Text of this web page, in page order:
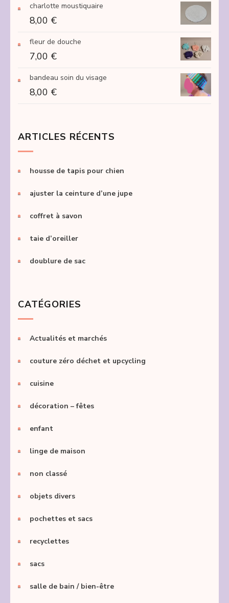
charlotte moustiquaire
8,00 €
fleur de douche
7,00 €
bandeau soin du visage
8,00 €
ARTICLES RÉCENTS
housse de tapis pour chien
ajuster la ceinture d’une jupe
coffret à savon
taie d’oreiller
doublure de sac
CATÉGORIES
Actualités et marchés
couture zéro déchet et upcycling
cuisine
décoration – fêtes
enfant
linge de maison
non classé
objets divers
pochettes et sacs
recyclettes
sacs
salle de bain / bien-être